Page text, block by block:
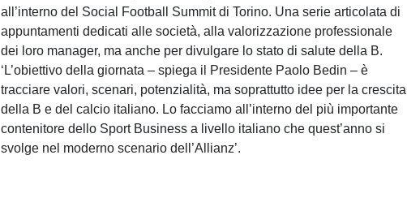
all’interno del Social Football Summit di Torino. Una serie articolata di
appuntamenti dedicati alle società, alla valorizzazione professionale
dei loro manager, ma anche per divulgare lo stato di salute della B.
‘L’obiettivo della giornata – spiega il Presidente Paolo Bedin – è
tracciare valori, scenari, potenzialità, ma soprattutto idee per la crescita
della B e del calcio italiano. Lo facciamo all’interno del più importante
contenitore dello Sport Business a livello italiano che quest’anno si
svolge nel moderno scenario dell’Allianz’.